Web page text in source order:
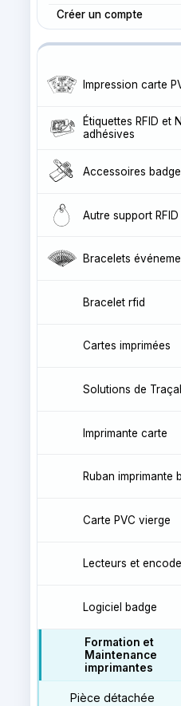
Créer un compte
Impression carte
Étiquettes RFID et
adhésives
Accessoires
Autre support RFID
Bracelets
Bracelet rfid
Cartes imprimées
Solutions de
Imprimante carte
Ruban imprimante
Carte PVC vierge
Lecteurs et
Logiciel badge
Formation et
Maintenance
imprimantes
Pièce détachée